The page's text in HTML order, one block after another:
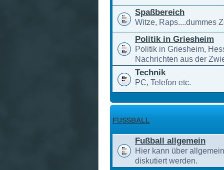
Spaßbereich
Witze, Raps....dummes
Politik in Griesheim
Politik in Griesheim,
Nachrichten aus der
Technik
PC, Telefon etc.
FUSSBALL
Fußball allgemein
Hier kann über
diskutiert werden.